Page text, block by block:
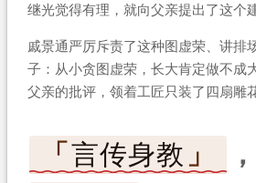
继光觉得有理，就向父亲提出了这个建
戚景通严厉斥责了这种图虚荣、讲排
子：从小贪图虚荣，长大肯定做不成
父亲的批评，领着工匠只装了四扇雕花
言传身教 ，